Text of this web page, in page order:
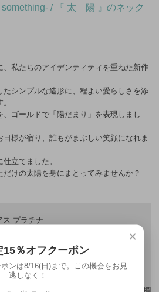
something- / 『 太 陽 』のネック
、私たちのアイデンティティを重ねた新作
シンプルな造形に、程よい愛らしさを添
ゴールドで「陽だまり」を表現しまし
日様が宿り、誰もがまぶしい笑顔になれま
立てました。
けの太陽を身にまとってみませんか？
プラチナ
×
15％オフクーポン
ンは8/16(日)まで。この機会をお見
逃しなく！